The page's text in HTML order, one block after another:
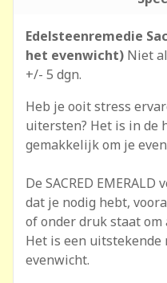
Edelsteenremedie
het evenwicht) Niet
+/- 5 dgn.
Heb je ooit stress
uitersten? Het is in de
gemakkelijk om je
De SACRED
dat je nodig hebt,
of onder druk staat om
Het is een uitstekende
evenwicht.